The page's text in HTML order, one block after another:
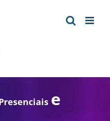
e